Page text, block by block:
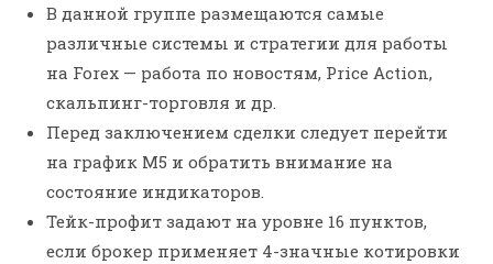
В данной группе размещаются самые
различные системы и стратегии для работы
на Forex — работа по новостям, Price Action,
скальпинг-торговля и др.
Перед заключением сделки следует перейти
на график M5 и обратить внимание на
состояние индикаторов.
Тейк-профит задают на уровне 16 пунктов,
если брокер применяет 4-значные котировки